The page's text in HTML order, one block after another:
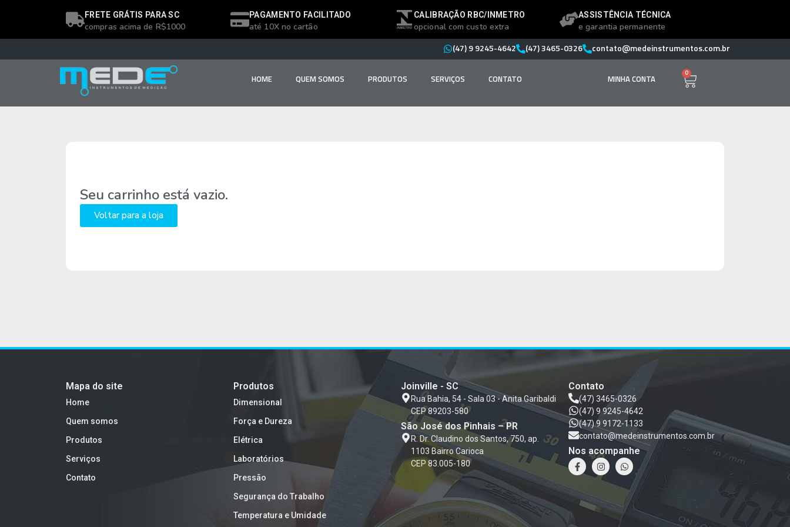
FRETE GRÁTIS PARA SC
compras acima de R$1000
PAGAMENTO FACILITADO
até 10X no cartão
CALIBRAÇÃO RBC/INMETRO
opcional com custo extra
ASSISTÊNCIA TÉCNICA
e garantia permanente
(47) 9 9245-4642 (47) 3465-0326 contato@medeinstrumentos.com.br
HOME QUEM SOMOS PRODUTOS SERVIÇOS CONTATO MINHA CONTA 0
Seu carrinho está vazio.
Voltar para a loja
Mapa do site
Home
Quem somos
Produtos
Serviços
Contato
Produtos
Dimensional
Força e Dureza
Elétrica
Laboratórios
Pressão
Segurança do Trabalho
Temperatura e Umidade
Joinville - SC
Rua Bahia, 54 - Sala 03 - Anita Garibaldi
CEP 89203-580
São José dos Pinhais – PR
R. Dr. Claudino dos Santos, 750, ap.
1103 Bairro Carioca
CEP 83.005-180
Contato
(47) 3465-0326
(47) 9 9245-4642
(47) 9 9172-1133
contato@medeinstrumentos.com.br
Nos acompanhe